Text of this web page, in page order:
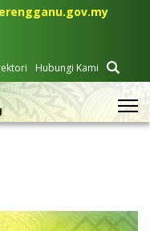
Hubungi Kami